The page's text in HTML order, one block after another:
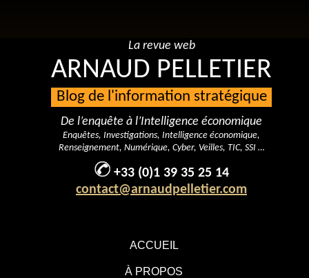
ACCUEIL
À PROPOS
La revue web
ARNAUD PELLETIER
Blog de l'information stratégique
De l’enquête à l’Intelligence économique
Enquêtes, Investigations, Intelligence économique,
Renseignement, Numérique, Cyber, Veilles, TIC, SSI …
+33 (0)1 39 35 25 14
contact@arnaudpelletier.com